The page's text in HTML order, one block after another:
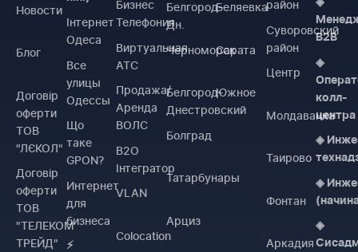
Новости
Блог
Договiр
оферти
ТОВ
"ЛЄКОЛ"
Договiр
оферти
ТОВ
"ТЕЛЕКОМ
ТРЕЙД"
Інтернет
Одеса
Все
улицы
Одессы
Що
таке
GPON?
Интернет
для
бизнеса
⚡
Бизнес
Телефония
Виртуальная
АТС
Продажа/
Аренда
ВОЛС
B2O
Інтегратор
VLAN
Colocation
Белгород-
Дн.
Черноморск
Белгород-
Днестровский
Болград
Татарбунары
Арциз
Беляевка
Сарата
Южное
район
Суворовский
район
Центр
Молдаванка
Таирово
Фонтан
Аркадия
◈
B2B
◈
колл-
центра
◈
◈
◈